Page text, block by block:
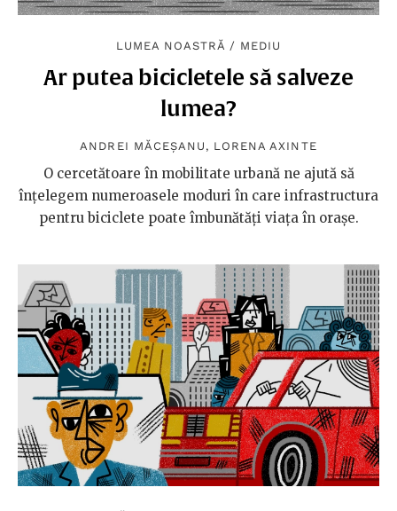
LUMEA NOASTRĂ / MEDIU
Ar putea bicicletele să salveze
lumea?
ANDREI MĂCEȘANU , LORENA AXINTE
O cercetătoare în mobilitate urbană ne ajută să
înțelegem numeroasele moduri în care infrastructura
pentru biciclete poate îmbunătăți viața în orașe.